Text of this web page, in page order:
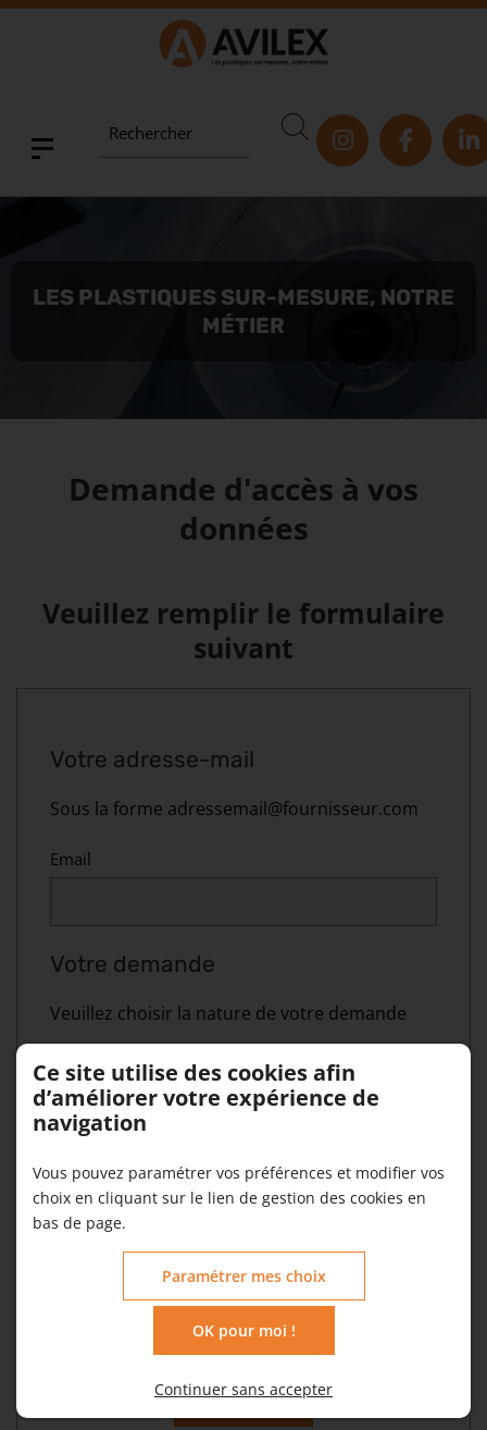
Rechercher
LES PLASTIQUES SUR-MESURE, NOTRE
MÉTIER
Demande d'accès à vos
données
Veuillez remplir le formulaire
suivant
Votre adresse-mail
Sous la forme adressemail@fournisseur.com
Email
Votre demande
Veuillez choisir la nature de votre demande
Ne plus recevoir d'offres promotionnelles
Vos données sont traitées par www.avilex.fr le
vos demandes d'exercices de droits. Les
destinataires sont www.avilex.fr et son sous-
traitant en charge de la gestion du serveur
web. Pour plus d'informations sur le
traitement de vos données et l'exercice de vos
droits, reportez-vous à notrepolitique de
Envoyer
Ce site utilise des cookies afin
d’améliorer votre expérience de
navigation
Vous pouvez paramétrer vos préférences et modifier vos
choix en cliquant sur le lien de gestion des cookies en
bas de page.
Paramétrer mes choix
OK pour moi !
Continuer sans accepter